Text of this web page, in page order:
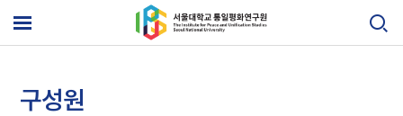
to
content
기
구성원